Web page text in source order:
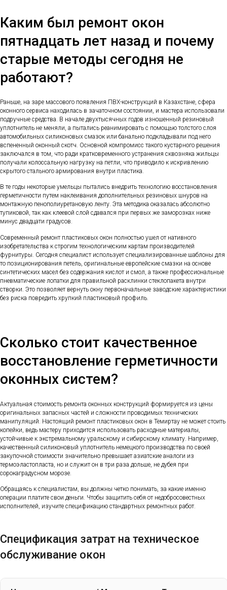
Каким был ремонт окон
пятнадцать лет назад и почему
старые методы сегодня не
работают?
Раньше, на заре массового появления ПВХ-конструкций в Казахстане, сфера
оконного сервиса находилась в зачаточном состоянии, и мастера использовали
подручные средства. В начале двухтысячных годов изношенный резиновый
уплотнитель не меняли, а пытались реанимировать с помощью толстого слоя
автомобильных силиконовых смазок или банально подкладывали под него
вспененный оконный скотч. Основной компромисс такого кустарного решения
заключался в том, что ради кратковременного устранения сквозняка жильцы
получали колоссальную нагрузку на петли, что приводило к искривлению
скрытого стального армирования внутри пластика.
В те годы некоторые умельцы пытались внедрить технологию восстановления
герметичности путем наклеивания дополнительных резиновых шнуров на
монтажную пенополиуретановую ленту. Эта методика оказалась абсолютно
тупиковой, так как клеевой слой сдавался при первых же заморозках ниже
минус двадцати градусов.
Современный ремонт пластиковых окон полностью ушел от нативного
изобретательства к строгим технологическим картам производителей
фурнитуры. Сегодня специалист использует специализированные шаблоны для
то позиционирования петель, оригинальные европейские смазки на основе
синтетических масел без содержания кислот и смол, а также профессиональные
пневматические лопатки для правильной расклинки стеклопакета внутри
створки. Это позволяет вернуть окну первоначальные заводские характеристики
без риска повредить хрупкий пластиковый профиль.
Сколько стоит качественное
восстановление герметичности
оконных систем?
Актуальная стоимость ремонта оконных конструкций формируется из цены
оригинальных запасных частей и сложности проводимых технических
манипуляций. Настоящий ремонт пластиковых окон в Темиртау не может стоить
копейки, ведь мастеру приходится использовать расходные материалы,
устойчивые к экстремальному уральскому и сибирскому климату. Например,
качественный силиконовый уплотнитель немецкого производства по своей
закупочной стоимости значительно превышает азиатские аналоги из
термоэластопласта, но и служит он в три раза дольше, не дубея при
сорокаградусном морозе.
Обращаясь к специалистам, вы должны четко понимать, за какие именно
операции платите свои деньги. Чтобы защитить себя от недобросовестных
исполнителей, изучите спецификацию стандартных ремонтных работ.
Спецификация затрат на техническое
обслуживание окон